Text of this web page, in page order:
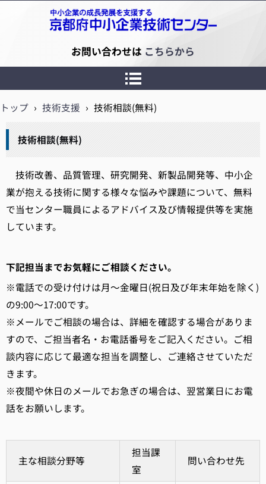
京都府中小企業技術センター
お問い合わせは こちらから
トップ › 技術支援 › 技術相談(無料)
技術相談(無料)
技術改善、品質管理、研究開発、新製品開発等、中小企
業が抱える技術に関する様々な悩みや課題について、無料
で当センター職員によるアドバイス及び情報提供等を実施
しています。
下記担当までお気軽にご相談ください。
※電話での受け付けは月～金曜日(祝日及び年末年始を除く)
の9:00～17:00です。
※メールでご相談の場合は、詳細を確認する場合がありま
すので、ご担当者名・お電話番号をご記入ください。ご相
談内容に応じて最適な担当を調整し、ご連絡させていただ
きます。
※夜間や休日のメールでお急ぎの場合は、翌営業日にお電
話をお願いします。
主な相談分野等
担当課
室
問い合わせ先